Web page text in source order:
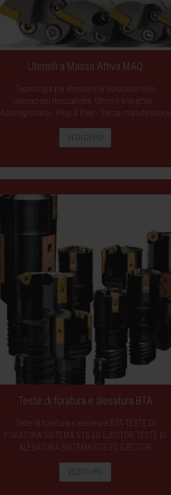
Utensili a Massa Attiva MAQ
Tecnologia per eliminare le vibrazioni nelle
lavorazioni meccaniche. Utensili brevettati: -
Autoregistranti - Plug & Play - Senza manutenzione
VEDI DI PIÙ
Teste di foratura e alesatura BTA
Teste di foratura e alesatura BTA TESTE DI
FORATURA SISTEMA STS ED EJECTOR TESTE DI
ALESATURA SISTEMA STS ED EJECTOR
VEDI DI PIÙ